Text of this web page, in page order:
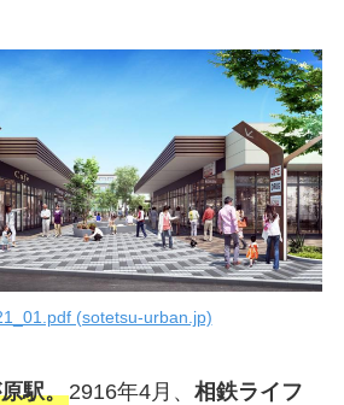
(sotetsu-urban.jp)
駅。2916年4月、 相鉄ライフ